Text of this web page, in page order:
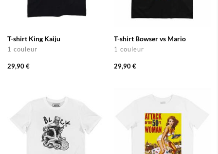
T-shirt King Kaiju
1 couleur
29,90 €
T-shirt Bowser vs Mario
1 couleur
29,90 €